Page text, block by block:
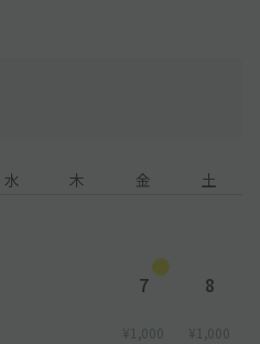
水 木 金 土
7
¥1,000
8
¥1,000